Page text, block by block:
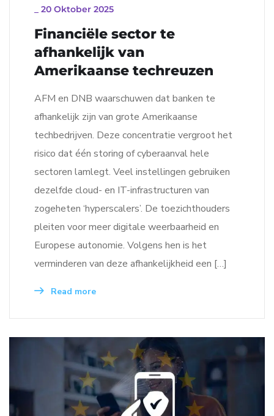
20 Oktober 2025
Financiële sector te
afhankelijk van
Amerikaanse techreuzen
AFM en DNB waarschuwen dat banken te
afhankelijk zijn van grote Amerikaanse
techbedrijven. Deze concentratie vergroot het
risico dat één storing of cyberaanval hele
sectoren lamlegt. Veel instellingen gebruiken
dezelfde cloud- en IT-infrastructuren van
zogeheten ‘hyperscalers’. De toezichthouders
pleiten voor meer digitale weerbaarheid en
Europese autonomie. Volgens hen is het
verminderen van deze afhankelijkheid een […]
Read more